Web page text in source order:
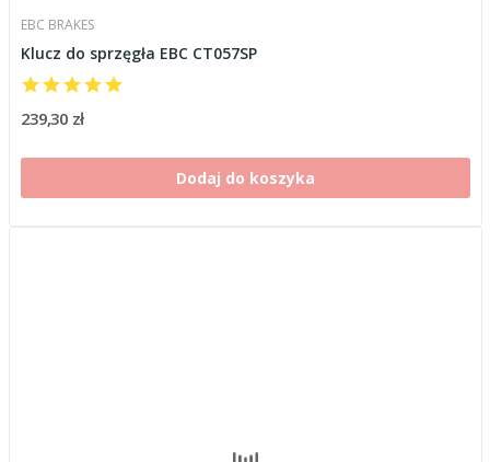
EBC BRAKES
Klucz do sprzęgła EBC CT057SP
239,30 zł
Dodaj do koszyka